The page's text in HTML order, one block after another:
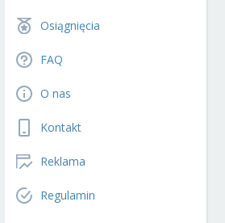
Osiągnięcia
FAQ
O nas
Kontakt
Reklama
Regulamin